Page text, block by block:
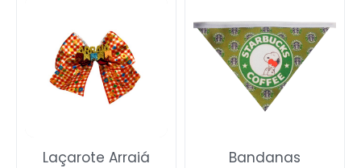
Laçarote Arraiá
Bandanas